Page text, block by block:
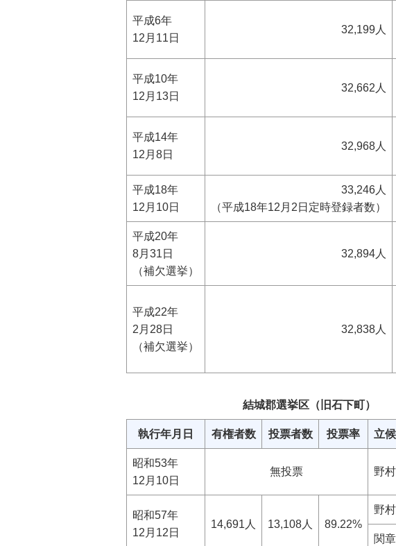
平成6年
12月11日
32,199人
平成10年
12月13日
32,662人
平成14年
12月8日
32,968人
平成18年
12月10日
33,246人
（平成18年12月2日定時登録者数）
平成20年
8月31日
（補欠選挙）
32,894人
平成22年
2月28日
（補欠選挙）
32,838人
結城郡選挙区（旧石下町）
執行年月日 有権者数 投票者数 投票率 立
昭和53年
12月10日
無投票 野
昭和57年
12月12日
14,691人 13,108人 89.22%
野
関